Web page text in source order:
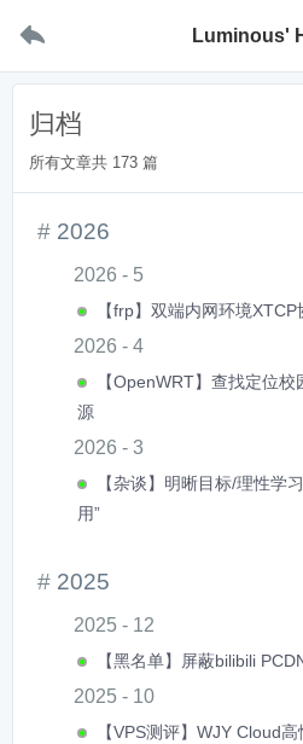
 Luminous'
归档
所有文章共 173 篇
2026
2026 - 5
【frp】双端内网环境
2026 - 4
【OpenWRT】查找定位
源
2026 - 3
【杂谈】明晰目标/理性
用”
2025
2025 - 12
【黑名单】屏蔽bilibili
2025 - 10
【VPS测评】WJY Cloud